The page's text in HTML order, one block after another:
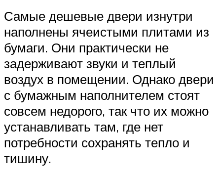
Самые дешевые двери изнутри
наполнены ячеистыми плитами из
бумаги. Они практически не
задерживают звуки и теплый
воздух в помещении. Однако двери
с бумажным наполнителем стоят
совсем недорого, так что их можно
устанавливать там, где нет
потребности сохранять тепло и
тишину.